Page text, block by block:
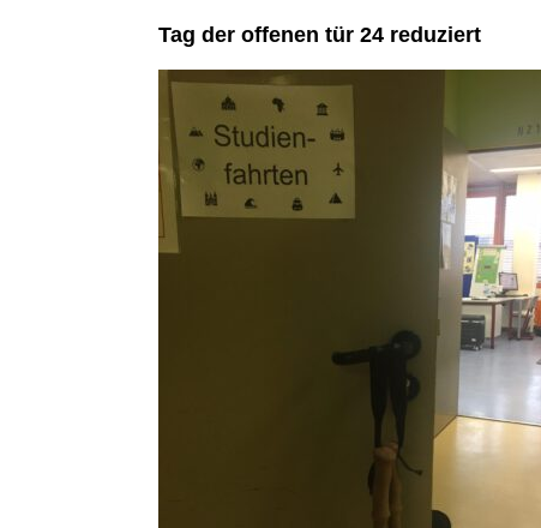
Tag der offenen tür 24 reduziert